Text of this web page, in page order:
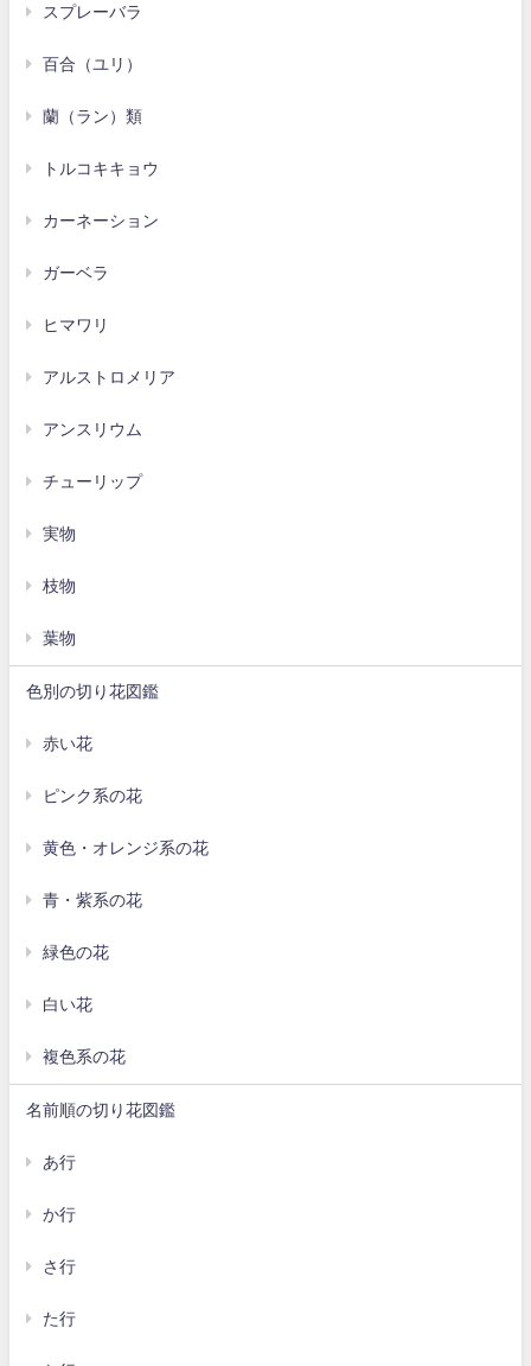
スプレーバラ
百合（ユリ）
蘭（ラン）類
トルコキキョウ
カーネーション
ガーベラ
ヒマワリ
アルストロメリア
アンスリウム
チューリップ
実物
枝物
葉物
色別の切り花図鑑
赤い花
ピンク系の花
黄色・オレンジ系の花
青・紫系の花
緑色の花
白い花
複色系の花
名前順の切り花図鑑
あ行
か行
さ行
た行